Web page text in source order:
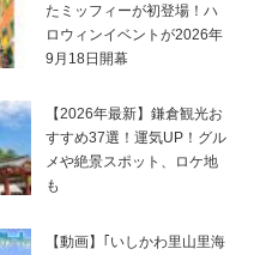
たミッフィーが初登場！ハ
ロウィンイベントが2026年
9月18日開幕
【2026年最新】鎌倉観光お
すすめ37選！運気UP！グル
メや絶景スポット、ロケ地
も
【動画】｢いしかわ里山里海